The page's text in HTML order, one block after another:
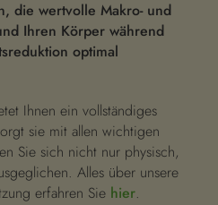
die wertvolle Makro- und
Ihren Körper während
optimal
Ihnen ein vollständiges
sie mit allen wichtigen
Sie sich nicht nur physisch,
Alles über unsere
erfahren Sie hier.